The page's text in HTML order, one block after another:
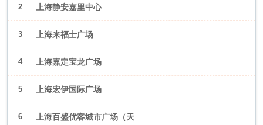
2 上海静安嘉里中心
3 上海来福士广场
4 上海嘉定宝龙广场
5 上海宏伊国际广场
6 上海百盛优客城市广场（天